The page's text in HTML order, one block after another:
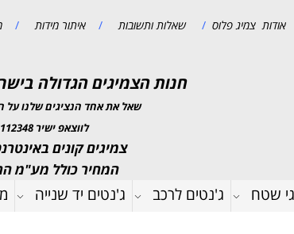
אודות צמיג פלוס/ שאלות ותשובות / איתור מידות /
חנות הצמיגים הגדולה
שאל את אחד הנציגים שלנו על
לווצאפ ישיר 0543112348
צמיגים קונים
המחיר כולל מע"מ
שטח ג'נטים לרכב ג'נטים יד שנייה